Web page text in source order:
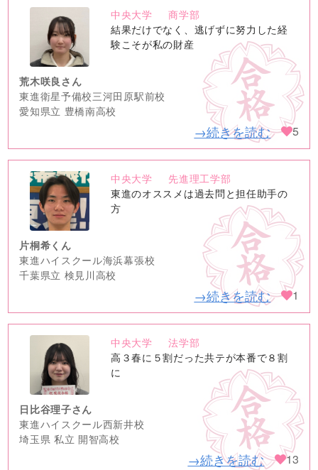
no
image
中央大学
商学部
結果だけでなく、逃げずに努力した経
験こそが私の財産
荒木咲良さん
東進衛星予備校三河田原駅前校
愛知県立 豊橋南高校
→続きを読む 5
no
image
中央大学
先進理工学部
東進のオススメは過去問と担任助手の
方
片桐希くん
東進ハイスクール海浜幕張校
千葉県立 検見川高校
→続きを読む 1
no
image
中央大学
法学部
高３春に５割だった共テが本番で８割
に
日比谷理子さん
東進ハイスクール西新井校
埼玉県 私立 開智高校
→続きを読む 13